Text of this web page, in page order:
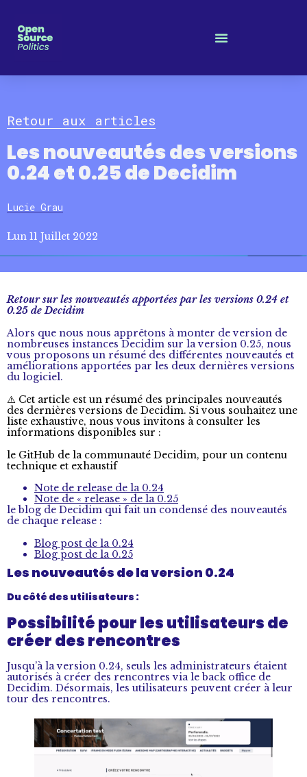
Retour aux articles
Les nouveautés des versions
0.24 et 0.25 de Decidim
Lucie Grau
Lun 11 Juillet 2022
Retour sur les nouveautés apportées par les versions 0.24 et
0.25 de Decidim
Alors que nous nous apprêtons à monter de version de
nombreuses instances Decidim sur la version 0.25, nous
vous proposons un résumé des différentes nouveautés et
améliorations apportées par les deux dernières versions
du logiciel.
⚠️ Cet article est un résumé des principales nouveautés
des dernières versions de Decidim. Si vous souhaitez une
liste exhaustive, nous vous invitons à consulter les
informations disponibles sur :
le GitHub de la communauté Decidim, pour un contenu
technique et exhaustif
Note de release de la 0.24
Note de « release » de la 0.25
le blog de Decidim qui fait un condensé des nouveautés
de chaque release :
Blog post de la 0.24
Blog post de la 0.25
Les nouveautés de la version 0.24
Du côté des utilisateurs :
Possibilité pour les utilisateurs de
créer des rencontres
Jusqu’à la version 0.24, seuls les administrateurs étaient
autorisés à créer des rencontres via le back office de
Decidim. Désormais, les utilisateurs peuvent créer à leur
tour des rencontres.